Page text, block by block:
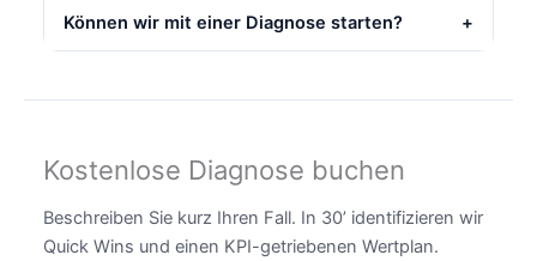
Können wir mit einer Diagnose starten? +
Kostenlose Diagnose buchen
Beschreiben Sie kurz Ihren Fall. In 30’ identifizieren wir
Quick Wins und einen KPI-getriebenen Wertplan.